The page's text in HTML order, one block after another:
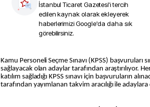
İstanbul Ticaret Gazetesi'i tercih
edilen kaynak olarak ekleyerek
haberlerimizi Google'da daha sık
görebilirsiniz.
Kamu Personeli Seçme Sınavı (KPSS) başvuruları sınava katılım
sağlayacak olan adaylar tarafından araştırılıyor.
katılım sağladığı KPSS sınavı için başvuruların
tarafından yayımlanan takvim aracılığı ile